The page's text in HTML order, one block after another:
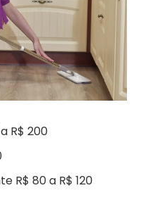
R$ 200
R$ 80 a R$ 120